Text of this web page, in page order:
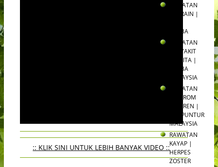
:: KLIK SINI UNTUK LEBIH BANYAK VIDEO ::
RAWATAN
MIGRAIN |
HERBA
RAWATAN
PENYAKIT
WANITA |
HERBA
MALAYSIA
RAWATAN
SINDROM
SJOGREN |
AKUPUNTUR
MALAYSIA
RAWATAN
KAYAP |
HERPES
ZOSTER